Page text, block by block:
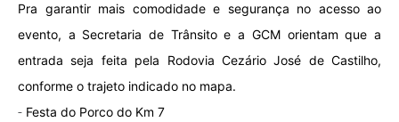
A Prefeitura
Enquete
Jornal
Agenda
Pra garantir mais comodidade e segurança no acesso ao
evento, a Secretaria de Trânsito e a GCM orientam que a
entrada seja feita pela Rodovia Cezário José de Castilho,
conforme o trajeto indicado no mapa.
- Festa do Porco do Km 7